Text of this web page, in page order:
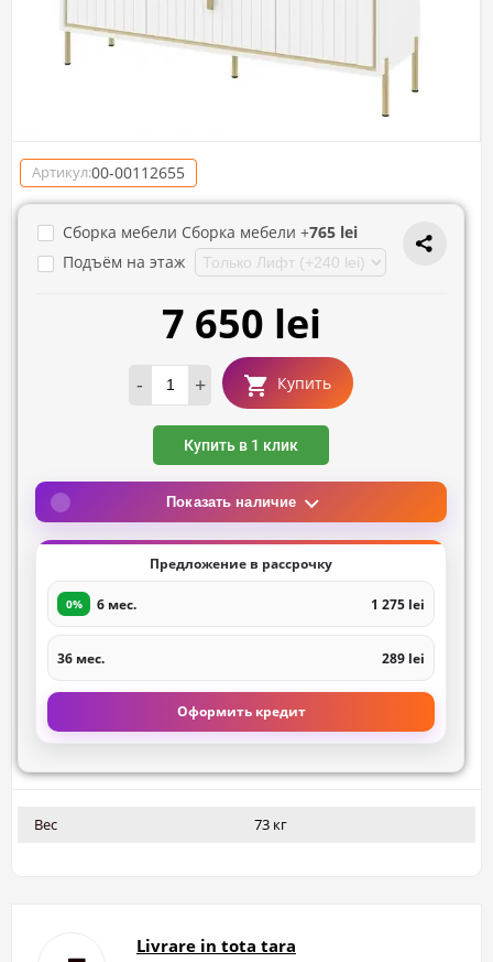
Артикул:00-00112655
Сборка мебели Сборка мебели +765 lei
Подъём на этаж
7 650 lei
- + Купить
Купить в 1 клик
Показать наличие
Предложение в рассрочку
0% 6 мес. 1 275 lei
36 мес. 289 lei
Оформить кредит
Вес 73 кг
Livrare in tota tara